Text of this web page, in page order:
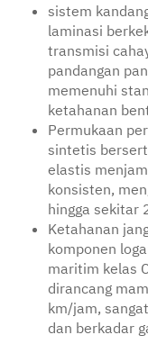
sistem
laminasi
transmisi
pandangan
memenuhi
ketahanan
Permukaan
sintetis
elastis
konsisten,
hingga sekitar
Ketahanan
komponen
maritim kelas
dirancang
km/jam,
dan berkadar